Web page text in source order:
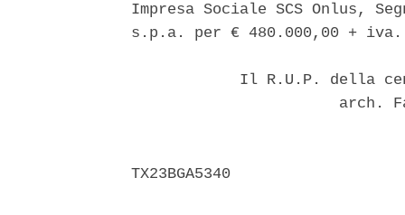
Impresa Sociale SCS Onlus,
s.p.a. per € 480.000,00 +
Il R.U.P. della
arch.